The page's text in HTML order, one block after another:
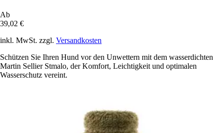
Ab
39,02 €
inkl. MwSt. zzgl. Versandkosten
Schützen Sie Ihren Hund vor den Unwettern mit dem wasserdichten
Martin Sellier Stmalo, der Komfort, Leichtigkeit und optimalen
Wasserschutz vereint.